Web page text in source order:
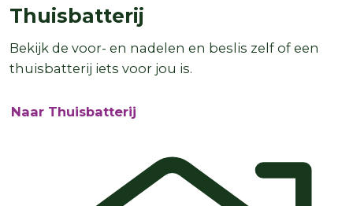
Thuisbatterij
Bekijk de voor- en nadelen en beslis zelf of een
thuisbatterij iets voor jou is.
Naar Thuisbatterij